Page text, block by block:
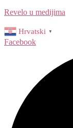
Revelo u medijima
Hrvatski ▼
Facebook